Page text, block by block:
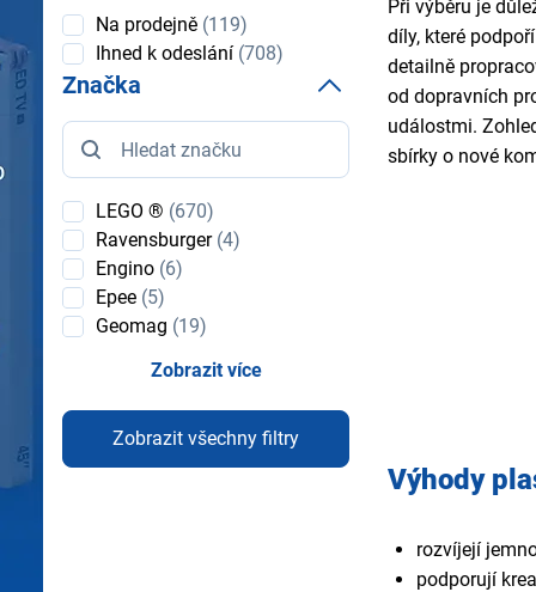
Při výběru je
díly, které
detailně
od dopravních
událostmi.
sbírky o nové
Výhody
rozvíjejí
podporují
Dostupnost
Na prodejně (119)
Ihned k odeslání (708)
Značka
Značka
LEGO ® (670)
Ravensburger(4)
Engino (6)
Epee (5)
Geomag (19)
Zobrazit více
Zobrazit všechny filtry